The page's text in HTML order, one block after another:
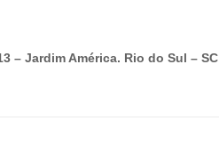
– Jardim América. Rio do Sul – SC